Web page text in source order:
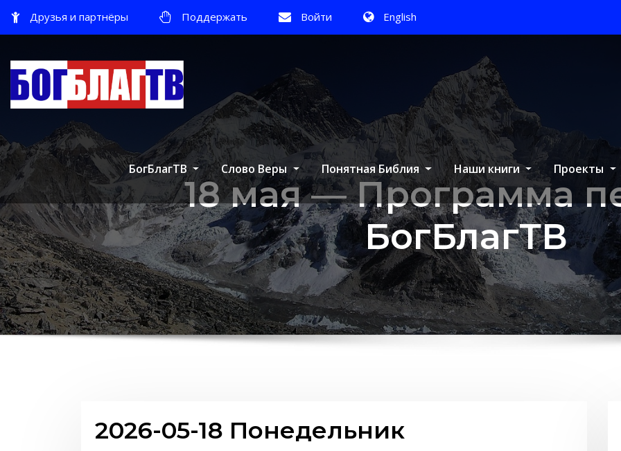
Друзья и партнёры Поддержать Войти English
БогБлагТВ Слово Веры Понятная Библия Наши книги Проекты
18 мая — Программа
БогБлагТВ
2026-05-18 Понедельник